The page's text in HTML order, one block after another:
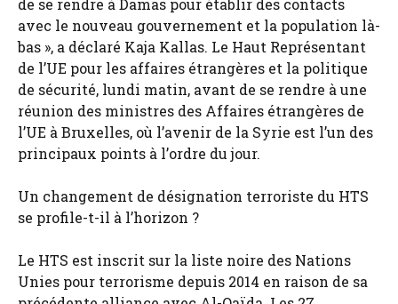
de se rendre à Damas pour établir des contacts
avec le nouveau gouvernement et la population là-
bas », a déclaré Kaja Kallas. Le Haut Représentant
de l’UE pour les affaires étrangères et la politique
de sécurité, lundi matin, avant de se rendre à une
réunion des ministres des Affaires étrangères de
l’UE à Bruxelles, où l’avenir de la Syrie est l’un des
principaux points à l’ordre du jour.
Un changement de désignation terroriste du HTS
se profile-t-il à l’horizon ?
Le HTS est inscrit sur la liste noire des Nations
Unies pour terrorisme depuis 2014 en raison de sa